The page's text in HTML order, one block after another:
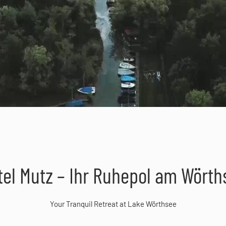
Mutz – Ihr Ruhepol am
Your Tranquil Retreat at Lake Wörthsee